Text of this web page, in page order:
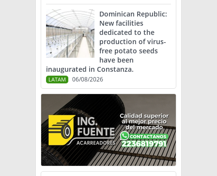
Dominican Republic:
New facilities
dedicated to the
production of virus-
free potato seeds
have been
inaugurated in Constanza.
LATAM 06/08/2026